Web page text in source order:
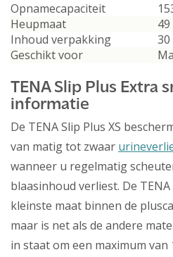
Opnamecapaciteit
Heupmaat
Inhoud verpakking
Geschikt voor
TENA Slip Plus Extra
informatie
De TENA Slip Plus XS
van matig tot zwaar
wanneer u regelmatig
blaasinhoud verliest. De
kleinste maat binnen de
maar is net als de andere
in staat om een maximum